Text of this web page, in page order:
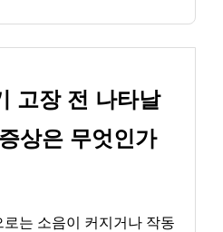
고장 전 나타날
상은 무엇인가
는 소음이 커지거나 작동